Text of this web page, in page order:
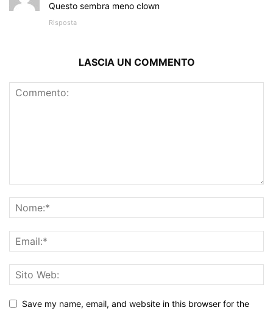
Questo sembra meno clown
Risposta
LASCIA UN COMMENTO
Save my name, email, and website in this browser for the